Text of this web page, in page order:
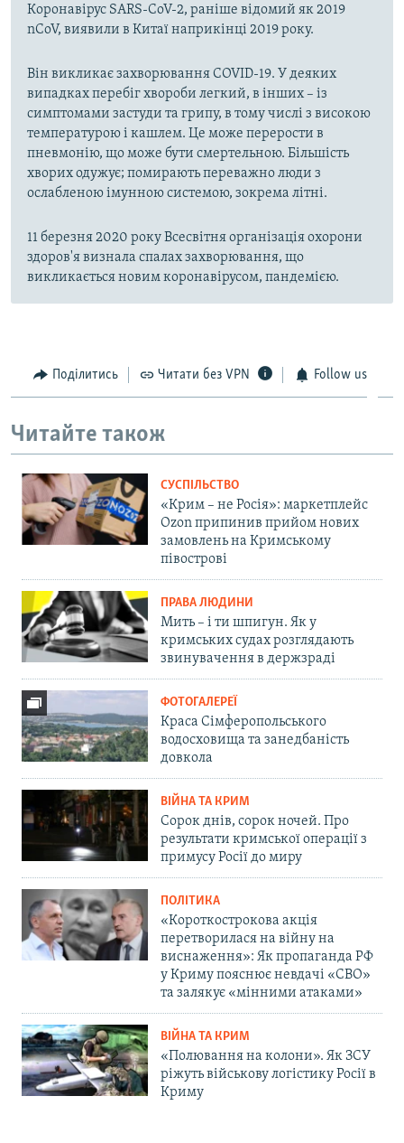
Коронавірус SARS-CoV-2, раніше відомий як 2019
nCoV, виявили в Китаї наприкінці 2019 року.
Він викликає захворювання COVID-19. У деяких
випадках перебіг хвороби легкий, в інших – із
симптомами застуди та грипу, в тому числі з високою
температурою і кашлем. Це може перерости в
пневмонію, що може бути смертельною. Більшість
хворих одужує; помирають переважно люди з
ослабленою імунною системою, зокрема літні.
11 березня 2020 року Всесвітня організація охорони
здоров'я визнала спалах захворювання, що
викликається новим коронавірусом, пандемією.
Поділитись Читати без VPN Follow us
Читайте також
СУСПІЛЬСТВО
«Крим – не Росія»: маркетплейс
Ozon припинив прийом нових
замовлень на Кримському
півострові
ПРАВА ЛЮДИНИ
Мить – і ти шпигун. Як у
кримських судах розглядають
звинувачення в держзраді
ФОТОГАЛЕРЕЇ
Краса Сімферопольського
водосховища та занедбаність
довкола
ВІЙНА ТА КРИМ
Сорок днів, сорок ночей. Про
результати кримської операції з
примусу Росії до миру
ПОЛІТИКА
«Короткострокова акція
перетворилася на війну на
виснаження»: Як пропаганда РФ
у Криму пояснює невдачі «СВО»
та залякує «мінними атаками»
ВІЙНА ТА КРИМ
«Полювання на колони». Як ЗСУ
ріжуть військову логістику Росії в
Криму